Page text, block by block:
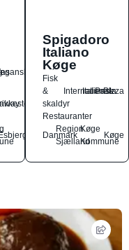
Spigadoro
Italiano
Køge
Fisk
&
skaldyr
International
Italiensk
Pasta
Pizza
Restauranter
Danmark
Region
Sjælland
Køge
Kommune
Køge